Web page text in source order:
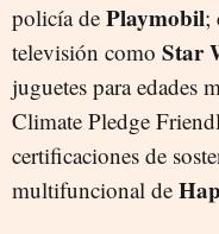
policía de Playmobil;
televisión como Star
juguetes para edades
Climate Pledge
certificaciones de
multifuncional de